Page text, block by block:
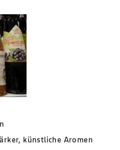
künstliche Aromen